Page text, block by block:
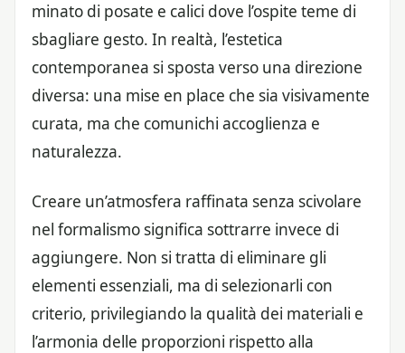
minato di posate e calici dove l’ospite teme di
sbagliare gesto. In realtà, l’estetica
contemporanea si sposta verso una direzione
diversa: una mise en place che sia visivamente
curata, ma che comunichi accoglienza e
naturalezza.
Creare un’atmosfera raffinata senza scivolare
nel formalismo significa sottrarre invece di
aggiungere. Non si tratta di eliminare gli
elementi essenziali, ma di selezionarli con
criterio, privilegiando la qualità dei materiali e
l’armonia delle proporzioni rispetto alla